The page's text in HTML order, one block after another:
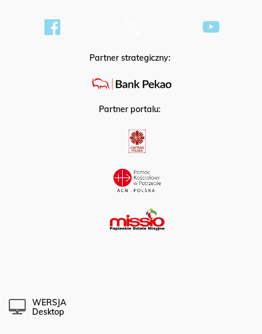
Partner strategiczny:
Partner portalu:
WERSJA
Desktop